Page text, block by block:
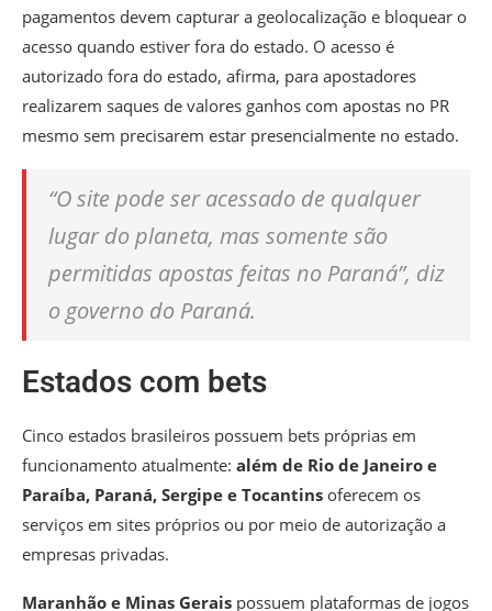
pagamentos devem capturar a geolocalização e bloquear o
acesso quando estiver fora do estado. O acesso é
autorizado fora do estado, afirma, para apostadores
realizarem saques de valores ganhos com apostas no PR
mesmo sem precisarem estar presencialmente no estado.
“O site pode ser acessado de qualquer
lugar do planeta, mas somente são
permitidas apostas feitas no Paraná”, diz
o governo do Paraná.
Estados com bets
Cinco estados brasileiros possuem bets próprias em
funcionamento atualmente: além de Rio de Janeiro e
Paraíba, Paraná, Sergipe e Tocantins oferecem os
serviços em sites próprios ou por meio de autorização a
empresas privadas.
Maranhão e Minas Gerais possuem plataformas de jogos